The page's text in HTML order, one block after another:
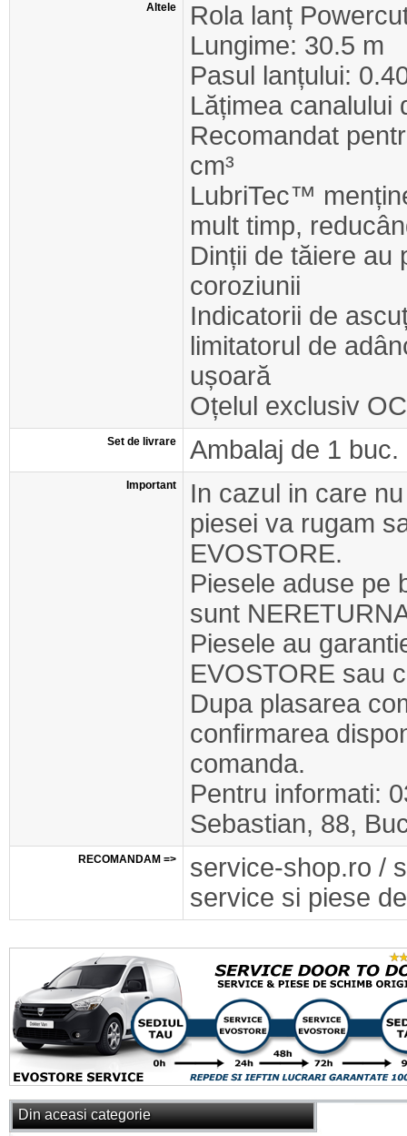
Altele
Rola lanț
Lungime: 30.5 m
Pasul lanțului:
Lățimea canalului
Recomandat
cm³
LubriTec™
mult timp,
Dinții de tăiere au
coroziunii
Indicatorii de
limitatorul de
ușoară
Oțelul exclusiv
Set de livrare Ambalaj de 1 buc.
Important
In cazul in care
piesei va rugam
EVOSTORE.
Piesele aduse pe
sunt
Piesele au
EVOSTORE sau
Dupa plasarea
confirmarea
comanda.
Pentru informati:
Sebastian, 88,
RECOMANDAM =>
service-shop.ro /
service si piese
Din aceasi categorie